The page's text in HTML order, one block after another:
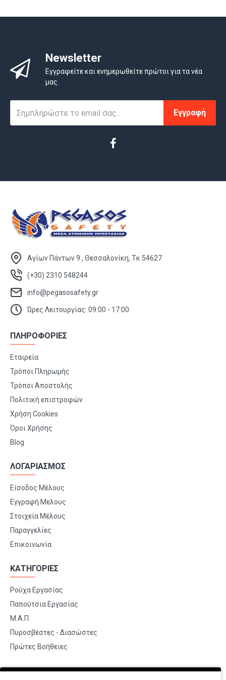
Newsletter
Εγγραφείτε και ενημερωθείτε πρώτοι για τα νέα
μας.
Εγγραφή
Αγίων Πάντων 9 , Θεσσαλονίκη, Τκ 54627
(+30) 2310 548244
info@pegasosafety.gr
Ώρες Λειτουργίας: 09:00 - 17:00
ΠΛΗΡΟΦΟΡΙΕΣ
Εταιρεία
Τρόποι Πληρωμής
Τρόποι Αποστολής
Πολιτική επιστροφών
Χρήση Cookies
Όροι Χρήσης
Blog
ΛΟΓΑΡΙΑΣΜΟΣ
Είσοδος Μέλους
Εγγραφή Μελους
Στοιχεία Μέλους
Παραγγελίες
Επικοινωνία
ΚΑΤΗΓΟΡΙΕΣ
Ρούχα Εργασίας
Παπούτσια Εργασίας
Μ.Α.Π.
Πυροσβέστες - Διασώστες
Πρώτες Βοήθειες
BRANDS